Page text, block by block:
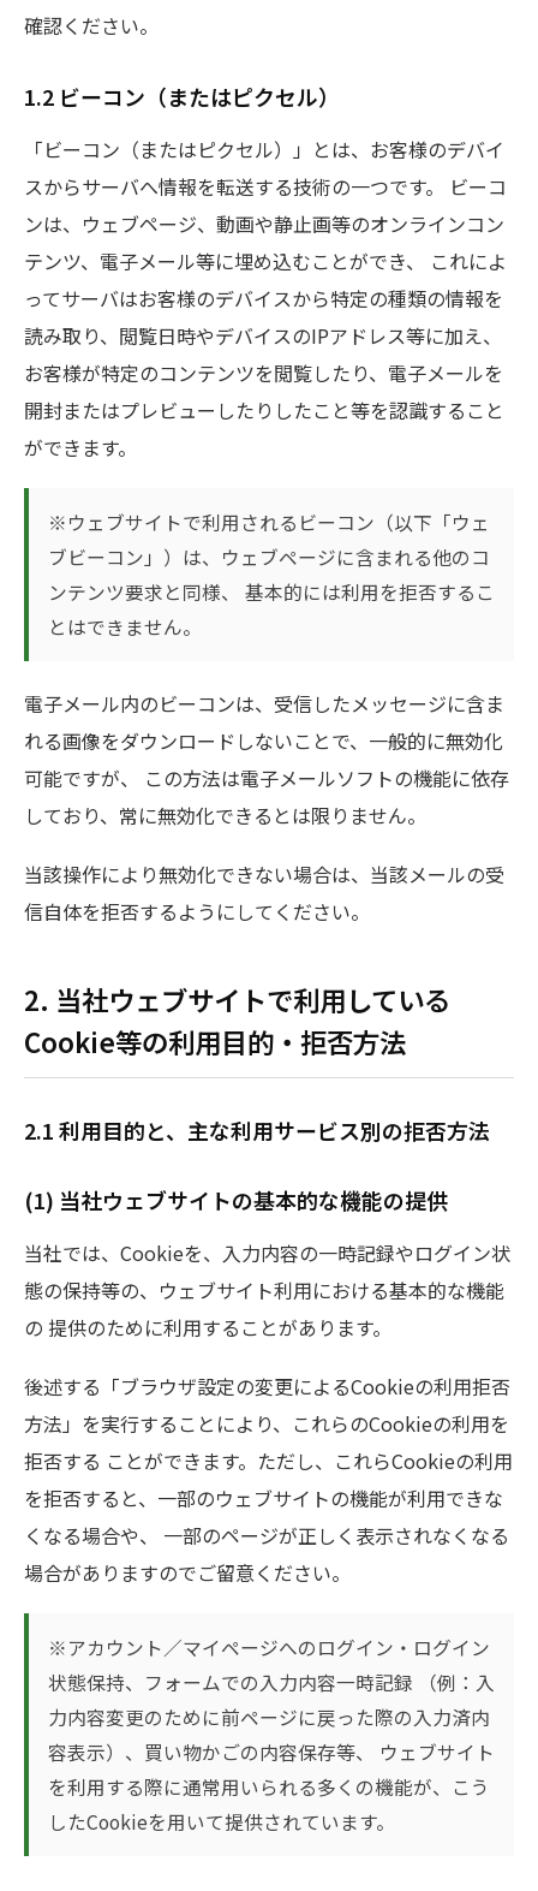
確認ください。
1.2 ビーコン（またはピクセル）
「ビーコン（またはピクセル）」とは、お客様のデバイ
スからサーバへ情報を転送する技術の一つです。 ビーコ
ンは、ウェブページ、動画や静止画等のオンラインコン
テンツ、電子メール等に埋め込むことができ、 これによ
ってサーバはお客様のデバイスから特定の種類の情報を
読み取り、閲覧日時やデバイスのIPアドレス等に加え、
お客様が特定のコンテンツを閲覧したり、電子メールを
開封またはプレビューしたりしたこと等を認識すること
ができます。
※ウェブサイトで利用されるビーコン（以下「ウェ
ブビーコン」）は、ウェブページに含まれる他のコ
ンテンツ要求と同様、 基本的には利用を拒否するこ
とはできません。
電子メール内のビーコンは、受信したメッセージに含ま
れる画像をダウンロードしないことで、一般的に無効化
可能ですが、 この方法は電子メールソフトの機能に依存
しており、常に無効化できるとは限りません。
当該操作により無効化できない場合は、当該メールの受
信自体を拒否するようにしてください。
2. 当社ウェブサイトで利用している
Cookie等の利用目的・拒否方法
2.1 利用目的と、主な利用サービス別の拒否方法
(1) 当社ウェブサイトの基本的な機能の提供
当社では、Cookieを、入力内容の一時記録やログイン状
態の保持等の、ウェブサイト利用における基本的な機能
の 提供のために利用することがあります。
後述する「ブラウザ設定の変更によるCookieの利用拒否
方法」を実行することにより、これらのCookieの利用を
拒否する ことができます。ただし、これらCookieの利用
を拒否すると、一部のウェブサイトの機能が利用できな
くなる場合や、 一部のページが正しく表示されなくなる
場合がありますのでご留意ください。
※アカウント／マイページへのログイン・ログイン
状態保持、フォームでの入力内容一時記録 （例：入
力内容変更のために前ページに戻った際の入力済内
容表示）、買い物かごの内容保存等、 ウェブサイト
を利用する際に通常用いられる多くの機能が、こう
したCookieを用いて提供されています。